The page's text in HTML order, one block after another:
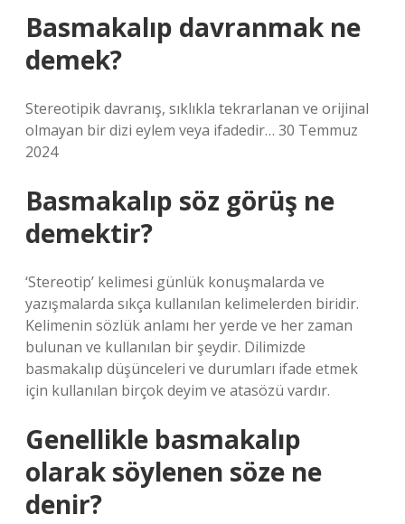
Basmakalıp davranmak ne
demek?
Stereotipik davranış, sıklıkla tekrarlanan ve orijinal
olmayan bir dizi eylem veya ifadedir… 30 Temmuz
2024
Basmakalıp söz görüş ne
demektir?
‘Stereotip’ kelimesi günlük konuşmalarda ve
yazışmalarda sıkça kullanılan kelimelerden biridir.
Kelimenin sözlük anlamı her yerde ve her zaman
bulunan ve kullanılan bir şeydir. Dilimizde
basmakalıp düşünceleri ve durumları ifade etmek
için kullanılan birçok deyim ve atasözü vardır.
Genellikle basmakalıp
olarak söylenen söze ne
denir?